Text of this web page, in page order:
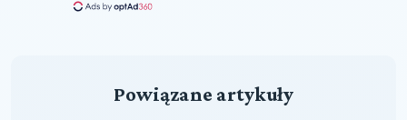
Powiązane artykuły